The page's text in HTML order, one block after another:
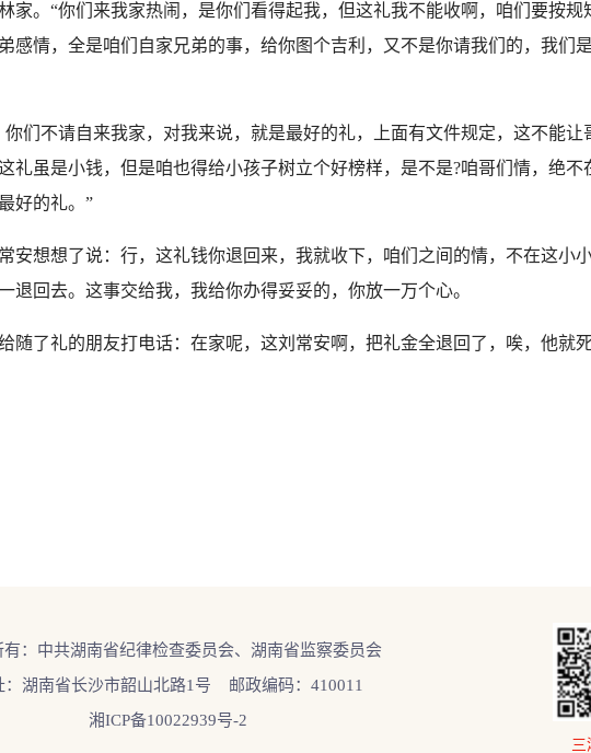
。“你们来我家热闹，是你们看得起我，但这礼我不能收啊，咱们要按规
感情，全是咱们自家兄弟的事，给你图个吉利，又不是你请我们的，我们
不请自来我家，对我来说，就是最好的礼，上面有文件规定，这不能让
礼虽是小钱，但是咱也得给小孩子树立个好榜样，是不是?咱哥们情，绝
好的礼。”
想想了说：行，这礼钱你退回来，我就收下，咱们之间的情，不在这小
退回去。这事交给我，我给你办得妥妥的，你放一万个心。
了礼的朋友打电话：在家呢，这刘常安啊，把礼金全退回了，唉，他就
有：中共湖南省纪律检查委员会、湖南省监察委员会
：湖南省长沙市韶山北路1号 邮政编码：410011
湘ICP备10022939号-2
三